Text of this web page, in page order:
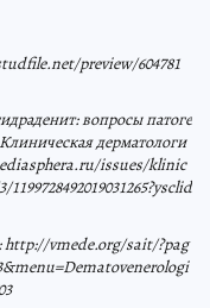
preview/604781
вопросы патоге
дерматологи
issues/klinic
http://vmede.org/sait/?pag